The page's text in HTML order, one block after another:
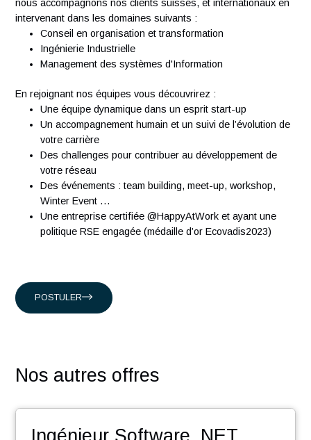
À propos d'Antaes
Créée en 2007, Antaes est une société suisse de conseil
management et technologie classée dans le top 15 des
sociétés de conseil en Suisse. Nous comptons plus de 300
ingénieurs expérimentés qui partagent notre passion.
Présents en Suisse, à Singapour, à Hong-Kong et en
nous accompagnons nos clients suisses, et internationaux
intervenant dans les domaines suivants :
Conseil en organisation et transformation
Ingénierie Industrielle
Management des systèmes d'Information
Une équipe dynamique dans un esprit start-up
Un accompagnement humain et un suivi de l’évolution
Des événements : team building, meet-up, workshop,
Une entreprise certifiée @HappyAtWork et ayant une
politique RSE engagée (médaille d’or Ecovadis2023)